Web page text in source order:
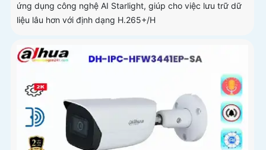
ứng dụng công nghệ AI Starlight, giúp cho việc lưu trữ dữ
liệu lâu hơn với định dạng H.265+/H